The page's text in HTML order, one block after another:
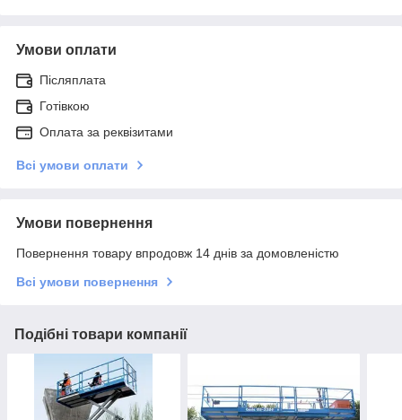
Умови оплати
Післяплата
Готівкою
Оплата за реквізитами
Всі умови оплати
Умови повернення
Повернення товару впродовж 14 днів за домовленістю
Всі умови повернення
Подібні товари компанії